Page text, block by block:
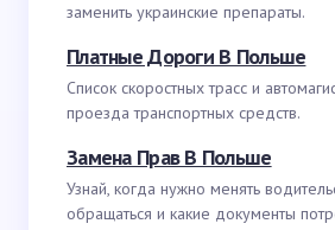
заменить украинские препараты.
Платные Дороги В Польше
Список скоростных трасс и
проезда транспортных средств.
Замена Прав В Польше
Узнай, когда нужно менять
обращаться и какие документы